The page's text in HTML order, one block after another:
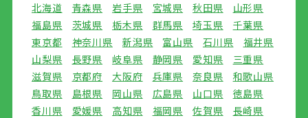
北海道 青森県 岩手県 宮城県 秋田県
山形県
福島県
茨城県 栃木県 群馬県 埼玉県
千葉県
東京都
神奈川県 新潟県 富山県 石川県
福井県
山梨県
長野県 岐阜県 静岡県 愛知県
三重県
滋賀県
京都府 大阪府 兵庫県 奈良県
和歌山県
鳥取県
島根県 岡山県 広島県 山口県
徳島県
香川県
愛媛県 高知県 福岡県 佐賀県
長崎県